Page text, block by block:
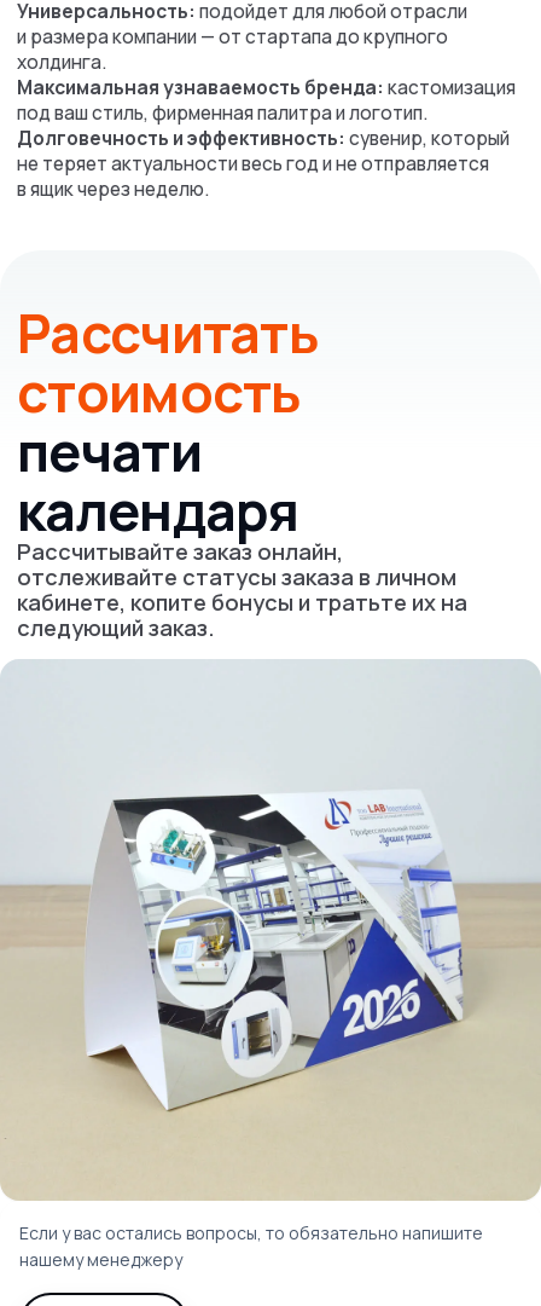
Если у вас остались вопросы, то обязательно напишите
нашему менеджеру
Свяжемся с вами для
уточнения деталей заказа
Оперативно рассчитаем
стоимость печати
Что вы получите
после заявки